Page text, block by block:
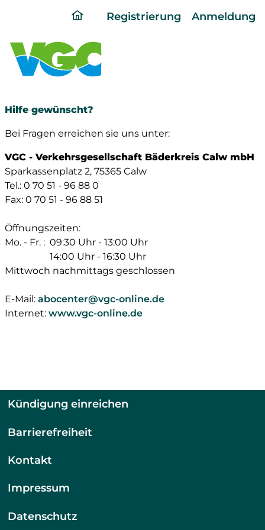
ding
page
Registrierung Anmeldung
Hilfe gewünscht?
Bei Fragen erreichen sie uns unter:
VGC - Verkehrsgesellschaft Bäderkreis Calw mbH
Sparkassenplatz 2, 75365 Calw
Tel.: 0 70 51 - 96 88 0
Fax: 0 70 51 - 96 88 51
Öffnungszeiten:
Mo. - Fr. : 09:30 Uhr - 13:00 Uhr
14:00 Uhr - 16:30 Uhr
Mittwoch nachmittags geschlossen
E-Mail: abocenter@vgc-online.de
Internet: www.vgc-online.de
Kündigung einreichen
Barrierefreiheit
Kontakt
Impressum
Datenschutz